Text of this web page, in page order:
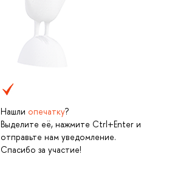
Нашли опечатку?
Выделите её, нажмите Ctrl+Enter и
отправьте нам уведомление.
Спасибо за участие!